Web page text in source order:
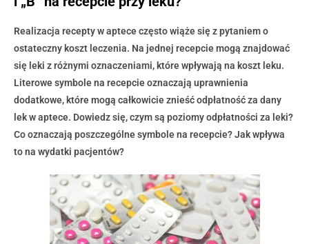
Realizacja recepty w aptece często wiąże się z pytaniem o
ostateczny koszt leczenia. Na jednej recepcie mogą znajdować
się leki z różnymi oznaczeniami, które wpływają na koszt leku.
Literowe symbole na recepcie oznaczają uprawnienia
dodatkowe, które mogą całkowicie znieść odpłatność za dany
lek w aptece. Dowiedz się, czym są poziomy odpłatności za leki?
Co oznaczają poszczególne symbole na recepcie? Jak wpływa
to na wydatki pacjentów?